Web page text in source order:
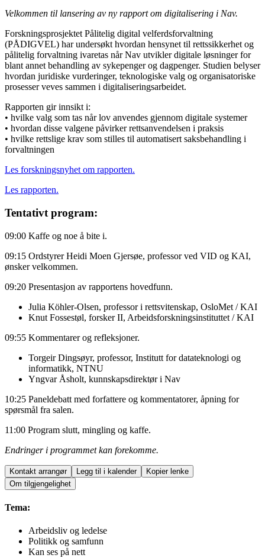
Velkommen til lansering av ny rapport om digitalisering i Nav.
Forskningsprosjektet Pålitelig digital velferdsforvaltning
(PÅDIGVEL) har undersøkt hvordan hensynet til rettssikkerhet og
pålitelig forvaltning ivaretas når Nav utvikler digitale løsninger for
blant annet behandling av sykepenger og dagpenger. Studien belyser
hvordan juridiske vurderinger, teknologiske valg og organisatoriske
prosesser veves sammen i digitaliseringsarbeidet.
Rapporten gir innsikt i:
• hvilke valg som tas når lov anvendes gjennom digitale systemer
• hvordan disse valgene påvirker rettsanvendelsen i praksis
• hvilke rettslige krav som stilles til automatisert saksbehandling i
forvaltningen
Les forskningsnyhet om rapporten.
Les rapporten.
Tentativt program:
09:00 Kaffe og noe å bite i.
09:15 Ordstyrer Heidi Moen Gjersøe, professor ved VID og KAI,
ønsker velkommen.
09:20 Presentasjon av rapportens hovedfunn.
Julia Köhler-Olsen, professor i rettsvitenskap, OsloMet / KAI
Knut Fossestøl, forsker II, Arbeidsforskningsinstituttet / KAI
09:55 Kommentarer og refleksjoner.
Torgeir Dingsøyr, professor, Institutt for datateknologi og
informatikk, NTNU
Yngvar Åsholt, kunnskapsdirektør i Nav
10:25 Paneldebatt med forfattere og kommentatorer, åpning for
spørsmål fra salen.
11:00 Program slutt, mingling og kaffe.
Endringer i programmet kan forekomme.
Kontakt arrangør Legg til i kalender
Kopier lenke
Om tilgjengelighet
Tema:
Arbeidsliv og ledelse
Politikk og samfunn
Kan ses på nett